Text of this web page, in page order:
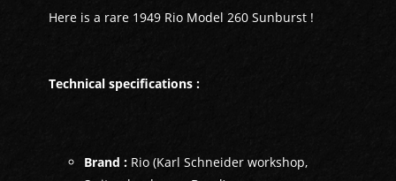
GUITARES
Here is a rare 1949 Rio Model 260 Sunburst !
Technical specifications :
Brand : Rio (Karl Schneider workshop,